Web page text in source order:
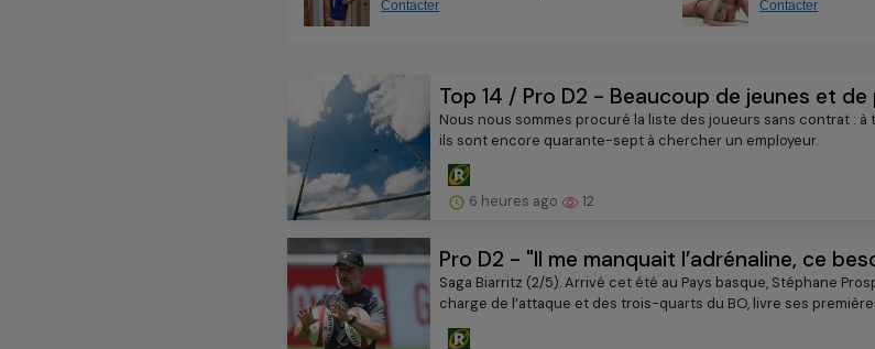
Top 14 / Pro D2 - Beaucoup de jeunes et de
Nous nous sommes procuré la liste des joueurs sans contrat : à
ils sont encore quarante-sept à chercher un employeur.
6 heures ago 12
Pro D2 - "Il me manquait l’adrénaline, ce
Saga Biarritz (2/5). Arrivé cet été au Pays basque, Stéphane
charge de l’attaque et des trois-quarts du BO, livre ses